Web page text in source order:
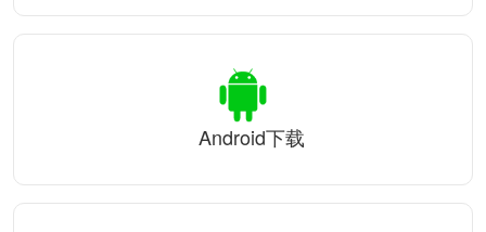
Android下载